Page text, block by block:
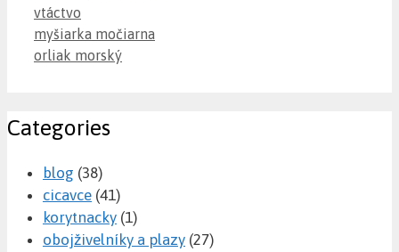
Categories
vtáctvo
myšiarka močiarna
orliak morský
Categories
blog (38)
cicavce (41)
korytnacky (1)
obojživelníky a plazy (27)